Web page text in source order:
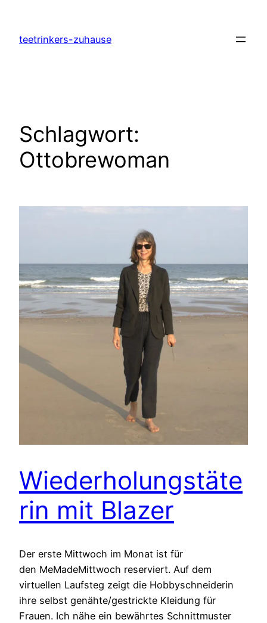
springen
teetrinkers-zuhause
Schlagwort:
Ottobrewoman
Wiederholungstäte
rin mit Blazer
Der erste Mittwoch im Monat ist für
den MeMadeMittwoch reserviert. Auf dem
virtuellen Laufsteg zeigt die Hobbyschneiderin
ihre selbst genähte/gestrickte Kleidung für
Frauen. Ich nähe ein bewährtes Schnittmuster